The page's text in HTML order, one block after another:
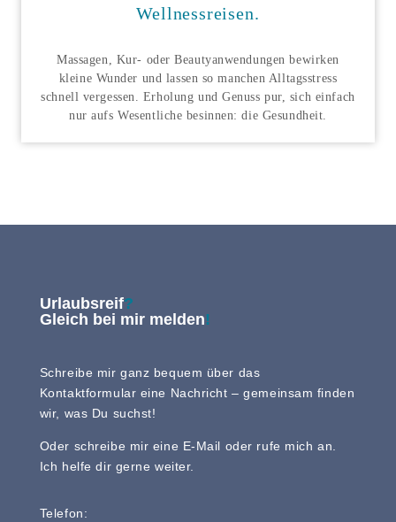
Wellnessreisen.
Massagen, Kur- oder Beautyanwendungen bewirken
kleine Wunder und lassen so manchen Alltagsstress
schnell vergessen. Erholung und Genuss pur, sich einfach
nur aufs Wesentliche besinnen: die Gesundheit.
Urlaubsreif?
Gleich bei mir melden!
Schreibe mir ganz bequem über das
Kontaktformular eine Nachricht – gemeinsam finden
wir, was Du suchst!
Oder schreibe mir eine E-Mail oder rufe mich an.
Ich helfe dir gerne weiter.
Telefon: